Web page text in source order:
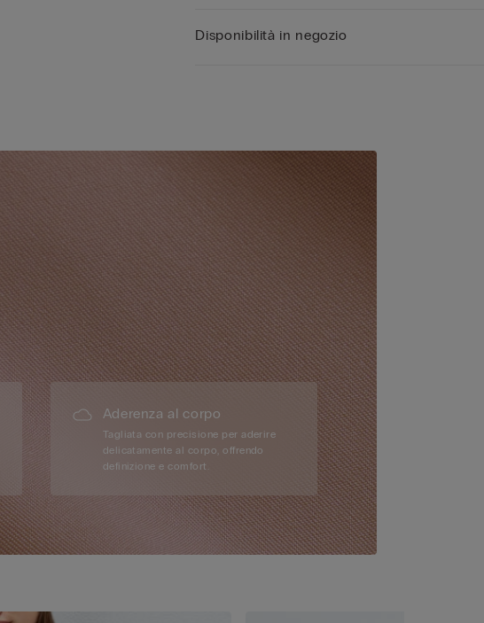
Disponibilità in negozio
Aderenza al corpo
Tagliata con precisione per aderire
delicatamente al corpo, offrendo
definizione e comfort.